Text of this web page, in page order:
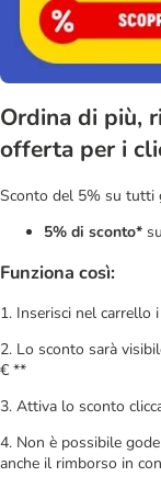
Ordina di più,
offerta per i
Sconto del 5% su
5% di sconto*
Funziona così:
1. Inserisci nel carrello
2. Lo sconto sarà
€ **
3. Attiva lo sconto
4. Non è possibile
anche il rimborso in